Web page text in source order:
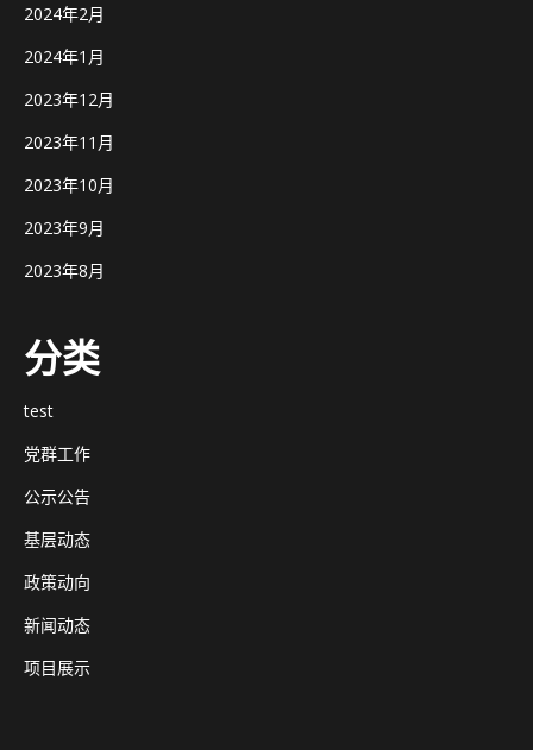
2024年2月
2024年1月
2023年12月
2023年11月
2023年10月
2023年9月
2023年8月
分类
test
党群工作
公示公告
基层动态
政策动向
新闻动态
项目展示